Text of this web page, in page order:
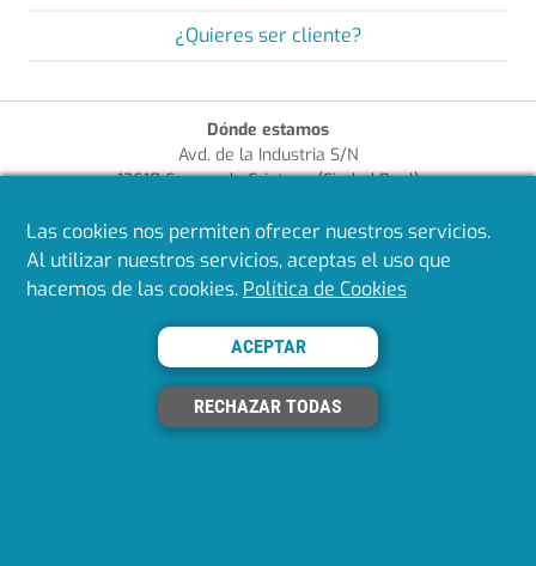
¿Quieres ser cliente?
Dónde estamos
Avd. de la Industria S/N
13610 Campo de Criptana (Ciudad Real)
bextok@bextok.com
Enlaces de interés
Aviso Legal
Política de Privacidad
Política de Cookies
Política de Calidad
Las cookies nos permiten ofrecer nuestros servicios.
Al utilizar nuestros servicios, aceptas el uso que
hacemos de las cookies. Política de Cookies
ACEPTAR
RECHAZAR TODAS